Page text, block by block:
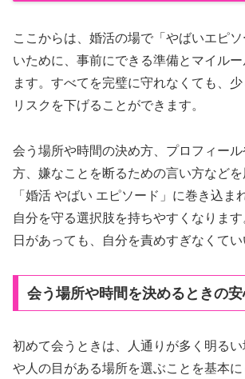
ここからは、婚活の場で「やばいエピ
いために、事前にできる準備とマイル
ます。すべてを完璧に守れなくても、
リスクを下げることができます。
会う場所や時間の決め方、プロフィー
方、嫌なことを断るための言い方などを
「婚活 やばい エピソード」に巻き込ま
自分を守る選択肢を持ちやすくなりま
日があっても、自分を責めすぎなくてい
会う場所や時間を決めるときの
初めて会うときは、人通りが多く明る
や人の目がある場所を選ぶことを基本